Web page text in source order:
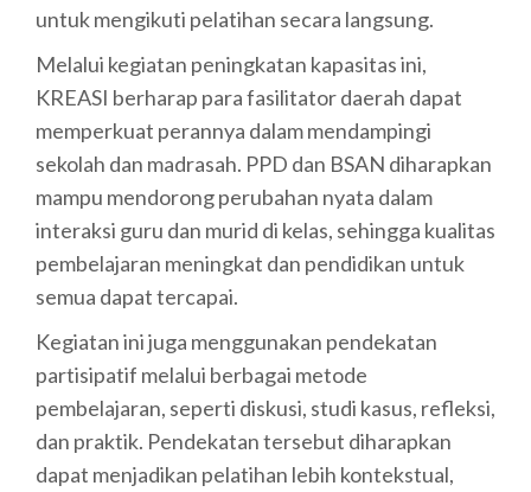
untuk mengikuti pelatihan secara langsung.
Melalui kegiatan peningkatan kapasitas ini,
KREASI berharap para fasilitator daerah dapat
memperkuat perannya dalam mendampingi
sekolah dan madrasah. PPD dan BSAN diharapkan
mampu mendorong perubahan nyata dalam
interaksi guru dan murid di kelas, sehingga kualitas
pembelajaran meningkat dan pendidikan untuk
semua dapat tercapai.
Kegiatan ini juga menggunakan pendekatan
partisipatif melalui berbagai metode
pembelajaran, seperti diskusi, studi kasus, refleksi,
dan praktik. Pendekatan tersebut diharapkan
dapat menjadikan pelatihan lebih kontekstual,